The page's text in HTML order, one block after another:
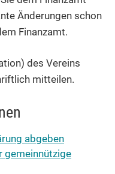
Änderungen schon
Finanzamt.
des Vereins
mitteilen.
abgeben
gemeinnützige